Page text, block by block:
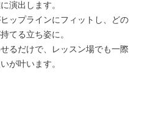
演出します。
ップラインにフィットし、どの
てる立ち姿に。
るだけで、レッスン場でも一際
が叶います。